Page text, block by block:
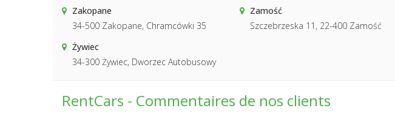
Zakopane
34-500 Zakopane, Chramcówki 35
Zamość
Szczebrzeska 11, 22-400 Zamość
Żywiec
34-300 Żywiec, Dworzec Autobusowy
RentCars - Commentaires de nos clients